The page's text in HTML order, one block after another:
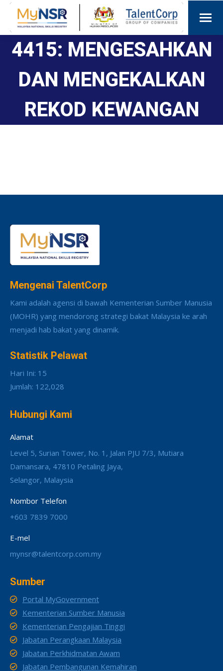
4415: MENGESAHKAN
DAN MENGEKALKAN
REKOD KEWANGAN
Mengenai TalentCorp
Kami adalah agensi di bawah Kementerian Sumber Manusia
(MOHR) yang mendorong strategi bakat Malaysia ke arah
menjadi hab bakat yang dinamik.
Statistik Pelawat
Hari Ini: 15
Jumlah: 122,028
Hubungi Kami
Alamat
Level 5, Surian Tower, No. 1, Jalan PJU 7/3, Mutiara
Damansara, 47810 Petaling Jaya,
Selangor, Malaysia
Nombor Telefon
+603 7839 7000
E-mel
mynsr@talentcorp.com.my
Sumber
Portal MyGovernment
Kementerian Sumber Manusia
Kementerian Pengajian Tinggi
Jabatan Perangkaan Malaysia
Jabatan Perkhidmatan Awam
Jabatan Pembangunan Kemahiran